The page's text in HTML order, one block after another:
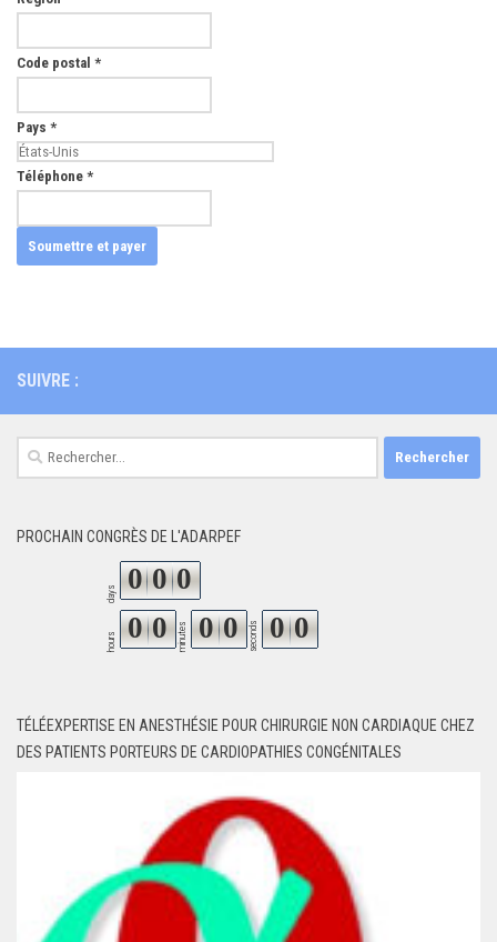
Code postal *
Pays *
Téléphone *
SUIVRE :
Rechercher :
PROCHAIN CONGRÈS DE L'ADARPEF
days 0 0 0
hours 0 0 minutes 0 0 seconds 0 0
TÉLÉEXPERTISE EN ANESTHÉSIE POUR CHIRURGIE NON CARDIAQUE CHEZ
DES PATIENTS PORTEURS DE CARDIOPATHIES CONGÉNITALES